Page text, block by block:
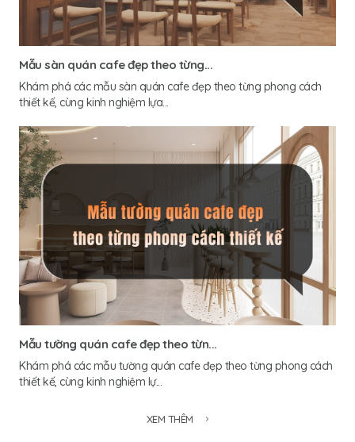
Mẫu sàn quán cafe đẹp theo từng...
Khám phá các mẫu sàn quán cafe đẹp theo từng phong cách
thiết kế, cùng kinh nghiệm lựa...
Mẫu tường quán cafe đẹp theo từn...
Khám phá các mẫu tường quán cafe đẹp theo từng phong cách
thiết kế, cùng kinh nghiệm lự...
XEM THÊM